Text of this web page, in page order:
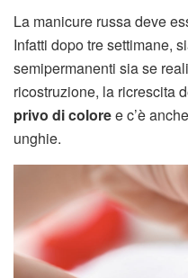
La manicure russa deve
Infatti dopo tre settimane,
semipermanenti sia se
ricostruzione, la ricrescita
privo di coloree c’è
unghie.